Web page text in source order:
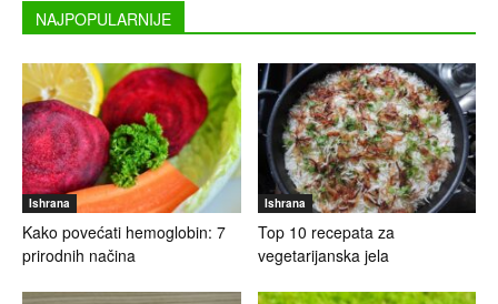
NAJPOPULARNIJE
Ishrana
Kako povećati hemoglobin: 7
prirodnih načina
Ishrana
Top 10 recepata za
vegetarijanska jela